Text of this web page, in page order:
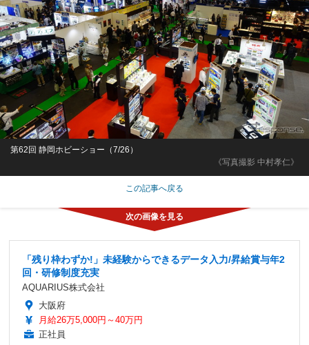
《写真撮影 中村孝仁》
第62回 静岡ホビーショー（7/26）
この記事へ戻る
「残り枠わずか!」未経験からできるデータ入力/昇給賞与年2
回・研修制度充実
AQUARIUS株式会社
大阪府
月給26万5,000円～40万円
正社員